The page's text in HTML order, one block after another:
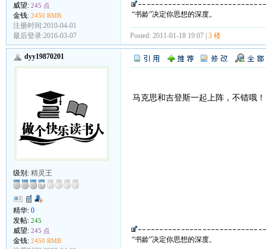
威望: 245 点
金钱: 2450 RMB
注册时间:2010-04-01
最后登录:2016-03-07
“书龄”决定你思想的深度。
Posted: 2011-01-18 19:07 | 3 楼
dyy19870201
级别: 精灵王
精华: 0
发帖: 245
威望: 245 点
金钱: 2450 RMB
马克思和吉登斯一起上阵，不错哦！
“书龄”决定你思想的深度。